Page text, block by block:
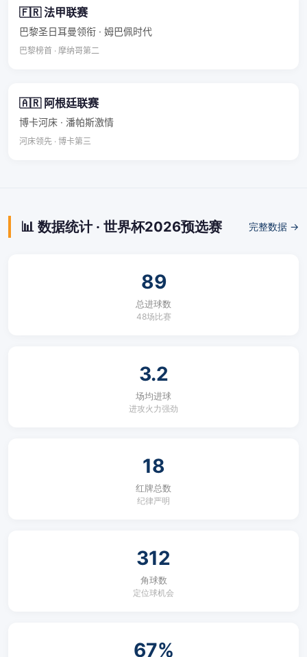
🇫🇷 法甲联赛
巴黎圣日耳曼领衔 · 姆巴佩时代
巴黎榜首 · 摩纳哥第二
🇦🇷 阿根廷联赛
博卡河床 · 潘帕斯激情
河床领先 · 博卡第三
📊 数据统计 · 世界杯2026预选赛 完整数据 →
89
总进球数
48场比赛
3.2
场均进球
进攻火力强劲
18
红牌总数
纪律严明
312
角球数
定位球机会
67%